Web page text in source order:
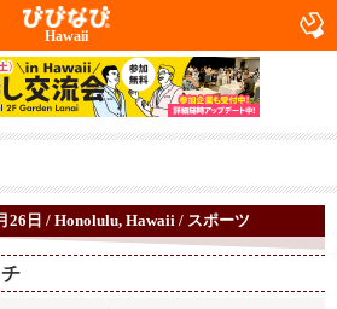
Hawaii
26日 / Honolulu, Hawaii / スポーツ